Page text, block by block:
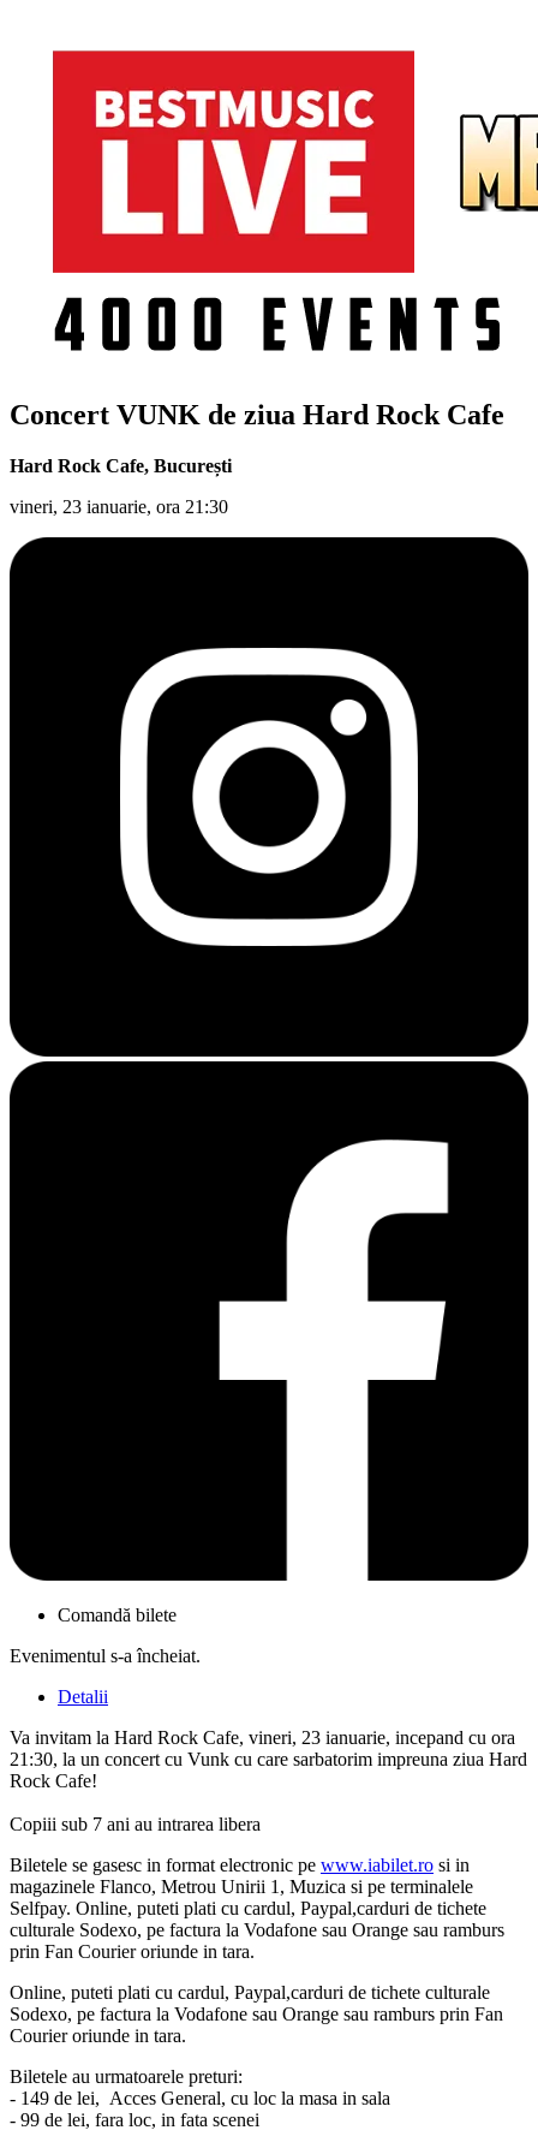
Concert VUNK de ziua Hard Rock Cafe
Hard Rock Cafe, București
vineri, 23 ianuarie, ora 21:30
Comandă bilete
Evenimentul s-a încheiat.
Detalii
Va invitam la Hard Rock Cafe, vineri, 23 ianuarie, incepand cu ora
21:30, la un concert cu Vunk cu care sarbatorim impreuna ziua Hard
Rock Cafe!
Copiii sub 7 ani au intrarea libera
Biletele se gasesc in format electronic pe www.iabilet.ro si in
magazinele Flanco, Metrou Unirii 1, Muzica si pe terminalele
Selfpay. Online, puteti plati cu cardul, Paypal,carduri de tichete
culturale Sodexo, pe factura la Vodafone sau Orange sau ramburs
prin Fan Courier oriunde in tara.
Online, puteti plati cu cardul, Paypal,carduri de tichete culturale
Sodexo, pe factura la Vodafone sau Orange sau ramburs prin Fan
Courier oriunde in tara.
Biletele au urmatoarele preturi:
- 149 de lei, Acces General, cu loc la masa in sala
- 99 de lei, fara loc, in fata scenei